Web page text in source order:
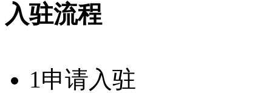
入驻流程
1申请入驻